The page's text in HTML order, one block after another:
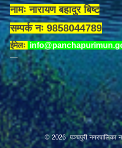
नामः नारायण बहादुर बिष्ट
सम्पर्क नः 9858044789
ईमेलः
© 2026 पञ्चपुरी नगरपालिका